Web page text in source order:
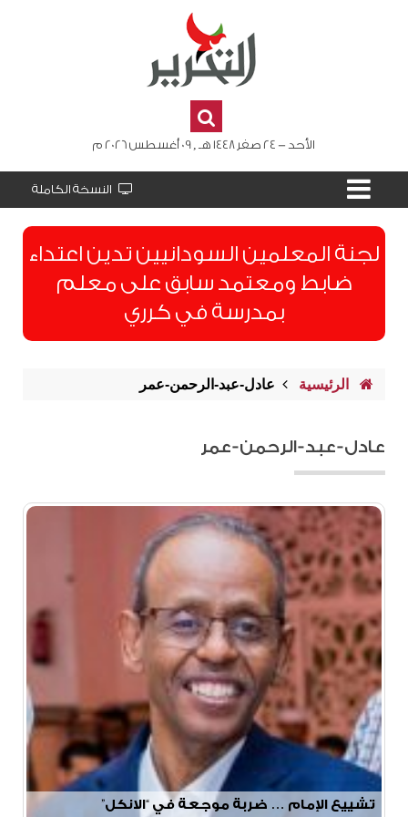
الأحد - 24 صفر 1448 هـ , 09 أغسطس 2026 م
النسخة الكاملة
لجنة المعلمين السودانيين تدين اعتداء
ضابط ومعتمد سابق على معلم
بمدرسة في كرري
الرئيسية عادل-عبد-الرحمن-عمر
عادل-عبد-الرحمن-عمر
تشييع الإمام … ضربة موجعة في “الانكل”